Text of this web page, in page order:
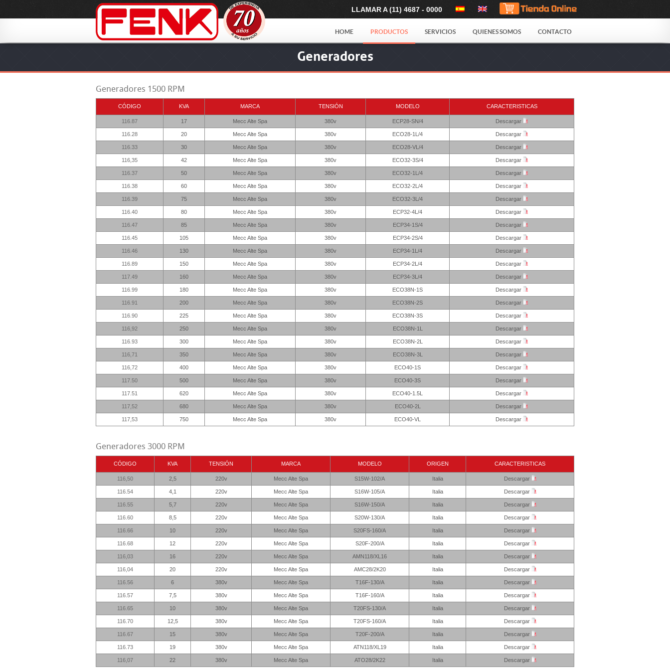
LLAMAR A (11) 4687 - 0000
HOME PRODUCTOS SERVICIOS QUIENES SOMOS CONTACTO
Generadores
Generadores 1500 RPM
CÓDIGO KVA MARCA TENSIÓN MODELO CARACTERISTICAS
116.87 17 Mecc Alte Spa 380v ECP28-SN/4 Descargar
116.28 20 Mecc Alte Spa 380v ECO28-1L/4 Descargar
116.33 30 Mecc Alte Spa 380v ECO28-VL/4 Descargar
116,35 42 Mecc Alte Spa 380v ECO32-3S/4 Descargar
116.37 50 Mecc Alte Spa 380v ECO32-1L/4 Descargar
116.38 60 Mecc Alte Spa 380v ECO32-2L/4 Descargar
116.39 75 Mecc Alte Spa 380v ECO32-3L/4 Descargar
116.40 80 Mecc Alte Spa 380v ECP32-4L/4 Descargar
116.47 85 Mecc Alte Spa 380v ECP34-1S/4 Descargar
116.45 105 Mecc Alte Spa 380v ECP34-2S/4 Descargar
116.46 130 Mecc Alte Spa 380v ECP34-1L/4 Descargar
116.89 150 Mecc Alte Spa 380v ECP34-2L/4 Descargar
117.49 160 Mecc Alte Spa 380v ECP34-3L/4 Descargar
116.99 180 Mecc Alte Spa 380v ECO38N-1S Descargar
116.91 200 Mecc Alte Spa 380v ECO38N-2S Descargar
116.90 225 Mecc Alte Spa 380v ECO38N-3S Descargar
116,92 250 Mecc Alte Spa 380v ECO38N-1L Descargar
116.93 300 Mecc Alte Spa 380v ECO38N-2L Descargar
116,71 350 Mecc Alte Spa 380v ECO38N-3L Descargar
116,72 400 Mecc Alte Spa 380v ECO40-1S Descargar
117.50 500 Mecc Alte Spa 380v ECO40-3S Descargar
117.51 620 Mecc Alte Spa 380v ECO40-1.5L Descargar
117,52 680 Mecc Alte Spa 380v ECO40-2L Descargar
117,53 750 Mecc Alte Spa 380v ECO40-VL Descargar
Generadores 3000 RPM
CÓDIGO KVA TENSIÓN MARCA MODELO ORIGEN CARACTERISTICAS
116,50 2,5 220v Mecc Alte Spa S15W-102/A Italia Descargar
116.54 4,1 220v Mecc Alte Spa S16W-105/A Italia Descargar
116.55 5,7 220v Mecc Alte Spa S16W-150/A Italia Descargar
116.60 8,5 220v Mecc Alte Spa S20W-130/A Italia Descargar
116.66 10 220v Mecc Alte Spa S20FS-160/A Italia Descargar
116.68 12 220v Mecc Alte Spa S20F-200/A Italia Descargar
116,03 16 220v Mecc Alte Spa AMN118/XL16 Italia Descargar
116,04 20 220v Mecc Alte Spa AMC28/2K20 Italia Descargar
116.56 6 380v Mecc Alte Spa T16F-130/A Italia Descargar
116.57 7,5 380v Mecc Alte Spa T16F-160/A Italia Descargar
116.65 10 380v Mecc Alte Spa T20FS-130/A Italia Descargar
116.70 12,5 380v Mecc Alte Spa T20FS-160/A Italia Descargar
116.67 15 380v Mecc Alte Spa T20F-200/A Italia Descargar
116.73 19 380v Mecc Alte Spa ATN118/XL19 Italia Descargar
116,07 22 380v Mecc Alte Spa ATO28/2K22 Italia Descargar